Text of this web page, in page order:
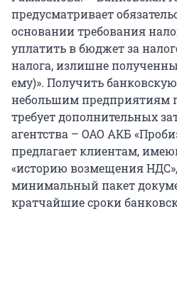
предусматривает
основании требования
уплатить в бюджет за
налога, излишне
ему)». Получить
небольшим предприятиям
требует дополнительных
агентства – ОАО АКБ
предлагает клиентам,
«историю возмещения
минимальный пакет
кратчайшие сроки